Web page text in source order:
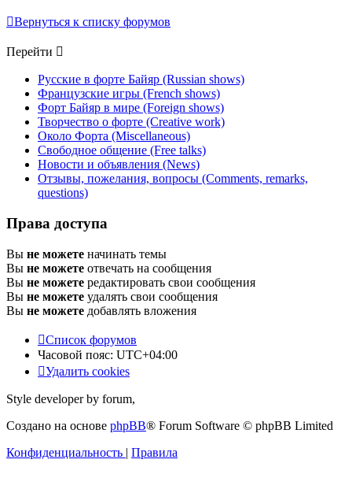
Вернуться к списку форумов
Перейти
Русские в форте Байяр (Russian shows)
Французские игры (French shows)
Форт Байяр в мире (Foreign shows)
Творчество о форте (Creative work)
Около Форта (Miscellaneous)
Свободное общение (Free talks)
Новости и объявления (News)
Отзывы, пожелания, вопросы (Comments, remarks,
questions)
Права доступа
Вы не можете начинать темы
Вы не можете отвечать на сообщения
Вы не можете редактировать свои сообщения
Вы не можете удалять свои сообщения
Вы не можете добавлять вложения
Список форумов
Часовой пояс: UTC+04:00
Удалить cookies
Style developer by forum,
Создано на основе phpBB® Forum Software © phpBB Limited
Конфиденциальность | Правила